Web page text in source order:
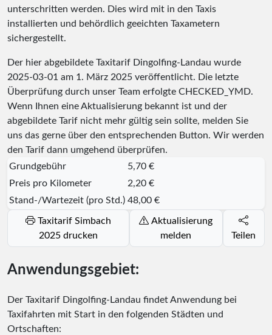
unterschritten werden. Dies wird mit in den Taxis
installierten und behördlich geeichten Taxametern
sichergestellt.
Der hier abgebildete Taxitarif Dingolfing-Landau wurde
2025-03-01 am 1. März 2025 veröffentlicht. Die letzte
Überprüfung durch unser Team erfolgte CHECKED_YMD.
Wenn Ihnen eine Aktualisierung bekannt ist und der
abgebildete Tarif nicht mehr gültig sein sollte, melden Sie
uns das gerne über den entsprechenden Button. Wir werden
den Tarif dann umgehend überprüfen.
Grundgebühr
5,70 €
Preis pro Kilometer
2,20 €
Stand-/Wartezeit (pro Std.) 48,00 €
Taxitarif Simbach
2025 drucken
Aktualisierung
melden
Teilen
Anwendungsgebiet:
Der Taxitarif Dingolfing-Landau findet Anwendung bei
Taxifahrten mit Start in den folgenden Städten und
Ortschaften: